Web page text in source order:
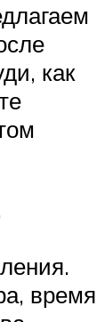
как
время